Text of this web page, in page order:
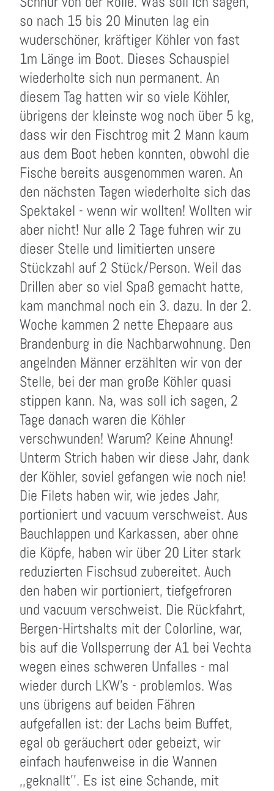
so nach 15 bis 20 Minuten lag ein
wuderschöner, kräftiger Köhler von fast
1m Länge im Boot. Dieses Schauspiel
wiederholte sich nun permanent. An
diesem Tag hatten wir so viele Köhler,
übrigens der kleinste wog noch über 5 kg,
dass wir den Fischtrog mit 2 Mann kaum
aus dem Boot heben konnten, obwohl die
Fische bereits ausgenommen waren. An
den nächsten Tagen wiederholte sich das
Spektakel - wenn wir wollten! Wollten wir
aber nicht! Nur alle 2 Tage fuhren wir zu
dieser Stelle und limitierten unsere
Stückzahl auf 2 Stück/Person. Weil das
Drillen aber so viel Spaß gemacht hatte,
kam manchmal noch ein 3. dazu. In der 2.
Woche kammen 2 nette Ehepaare aus
Brandenburg in die Nachbarwohnung. Den
angelnden Männer erzählten wir von der
Stelle, bei der man große Köhler quasi
stippen kann. Na, was soll ich sagen, 2
Tage danach waren die Köhler
verschwunden! Warum? Keine Ahnung!
Unterm Strich haben wir diese Jahr, dank
der Köhler, soviel gefangen wie noch nie!
Die Filets haben wir, wie jedes Jahr,
portioniert und vacuum verschweist. Aus
Bauchlappen und Karkassen, aber ohne
die Köpfe, haben wir über 20 Liter stark
reduzierten Fischsud zubereitet. Auch
den haben wir portioniert, tiefgefroren
und vacuum verschweist. Die Rückfahrt,
Bergen-Hirtshalts mit der Colorline, war,
bis auf die Vollsperrung der A1 bei Vechta
wegen eines schweren Unfalles - mal
wieder durch LKW's - problemlos. Was
uns übrigens auf beiden Fähren
aufgefallen ist: der Lachs beim Buffet,
egal ob geräuchert oder gebeizt, wir
einfach haufenweise in die Wannen
,,geknallt''. Es ist eine Schande, mit